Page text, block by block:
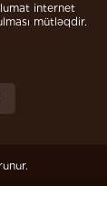
internet
mütləqdir.